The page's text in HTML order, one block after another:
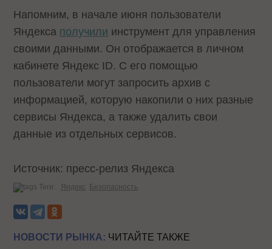
Напомним, в начале июня пользователи
Яндекса получили инструмент для управления
своими данными. Он отображается в личном
кабинете Яндекс ID. С его помощью
пользователи могут запросить архив с
информацией, которую накопили о них разные
сервисы Яндекса, а также удалить свои
данные из отдельных сервисов.
Источник: пресс-релиз Яндекса
Теги: Яндекс Безопасность
НОВОСТИ РЫНКА: ЧИТАЙТЕ ТАКЖЕ